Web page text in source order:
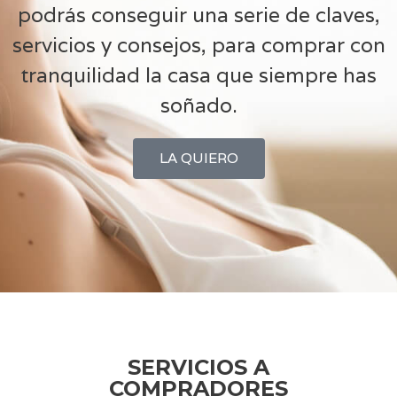
podrás conseguir una serie de claves,
servicios y consejos, para comprar con
tranquilidad la casa que siempre has
soñado.
LA QUIERO
SERVICIOS A
COMPRADORES